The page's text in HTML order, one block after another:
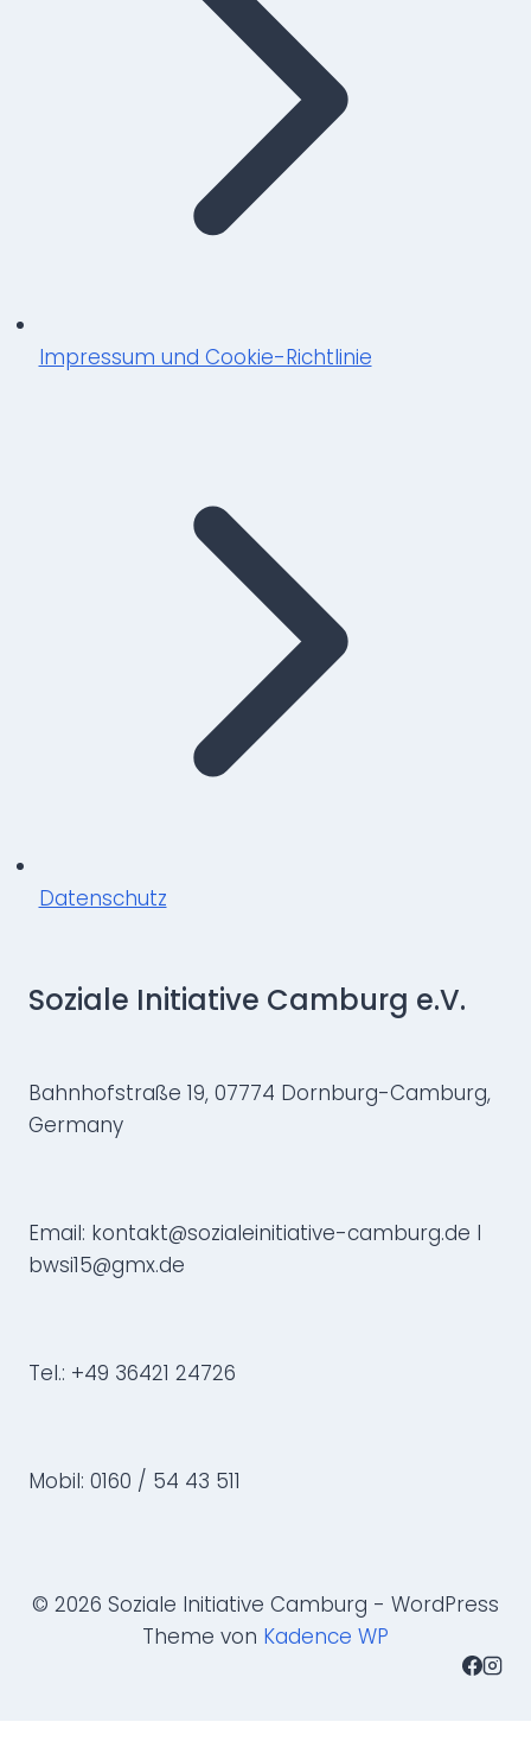
Impressum und Cookie-Richtlinie
Datenschutz
Soziale Initiative Camburg e.V.
Bahnhofstraße 19, 07774 Dornburg-Camburg,
Germany
Email: kontakt@sozialeinitiative-camburg.de I
bwsi15@gmx.de
Tel.: +49 36421 24726
Mobil: 0160 / 54 43 511
© 2026 Soziale Initiative Camburg - WordPress
Theme von Kadence WP